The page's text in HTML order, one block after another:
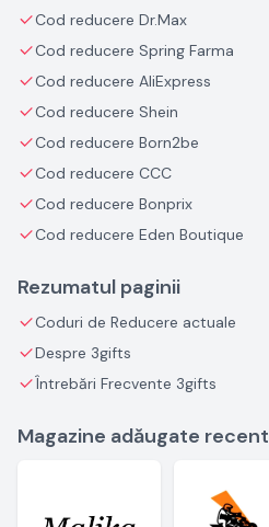
Cod reducere Dr.Max
Cod reducere Spring Farma
Cod reducere AliExpress
Cod reducere Shein
Cod reducere Born2be
Cod reducere CCC
Cod reducere Bonprix
Cod reducere Eden Boutique
Rezumatul paginii
Coduri de Reducere actuale
Despre 3gifts
Întrebări Frecvente 3gifts
Magazine adăugate recent